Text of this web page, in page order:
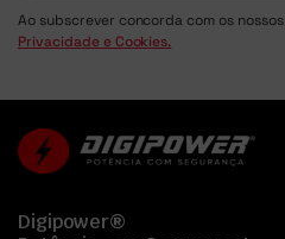
Ao subscrever concorda com os nossos
Privacidade e Cookies.
Digipower®